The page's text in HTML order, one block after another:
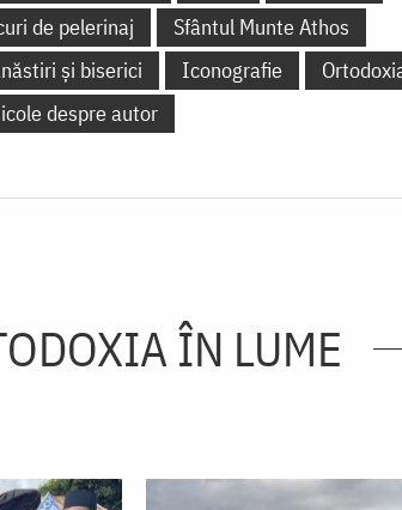
de pelerinaj
Sfântul Munte Athos
și biserici
Iconografie
despre autor
ÎN LUME